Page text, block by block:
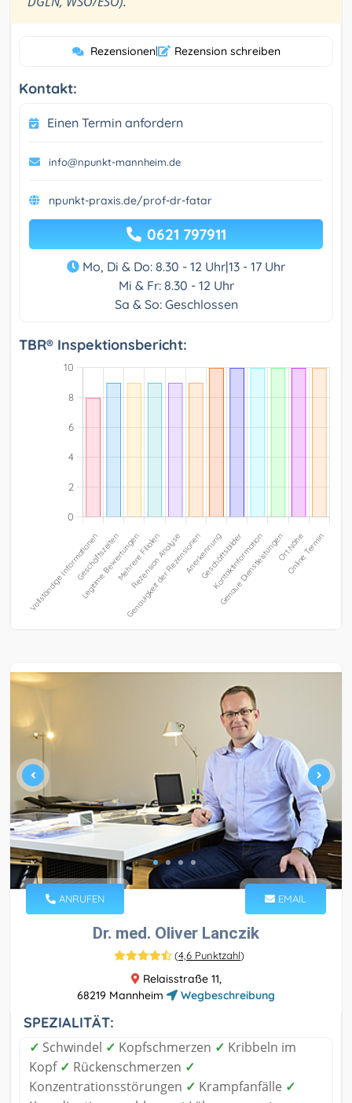
Rezensionen| Rezension schreiben
Kontakt:
Einen Termin anfordern
info@npunkt-mannheim.de
npunkt-praxis.de/prof-dr-fatar
0621 797911
Mo, Di & Do: 8.30 - 12 Uhr|13 - 17 Uhr
Mi & Fr: 8.30 - 12 Uhr
Sa & So: Geschlossen
TBR® Inspektionsbericht:
ANRUFEN EMAIL
Dr. med. Oliver Lanczik
(4,6 Punktzahl)
Relaisstraße 11,
68219 Mannheim
Wegbeschreibung
SPEZIALITÄT:
✓ Schwindel ✓ Kopfschmerzen ✓ Kribbeln im
Kopf ✓ Rückenschmerzen ✓
Konzentrationsstörungen ✓ Krampfanfälle ✓